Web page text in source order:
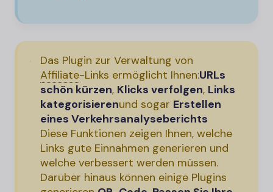
Das Plugin zur Verwaltung von
Affiliate-Links ermöglicht Ihnen:URLs
schön kürzen, Klicks verfolgen, Links
kategorisierenund sogar Erstellen
eines Verkehrsanalyseberichts
Diese Funktionen zeigen Ihnen, welche
Links gute Einnahmen generieren und
welche verbessert werden müssen.
Darüber hinaus können einige Plugins